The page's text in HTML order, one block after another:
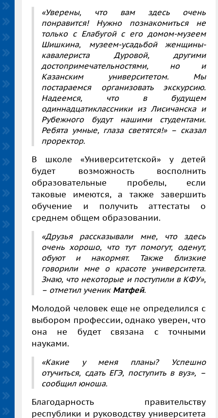
«Уверены, что вам здесь очень
понравится! Нужно познакомиться не
только с Елабугой с его домом-музеем
Шишкина, музеем-усадьбой женщины-
кавалериста Дуровой, другими
достопримечательностями, но и
Казанским университетом. Мы
постараемся организовать экскурсию.
Надеемся, что в будущем
одиннадцатиклассники из Лисичанска и
Рубежного будут нашими студентами.
Ребята умные, глаза светятся!» – сказал
проректор.
В школе «Университетской» у детей
будет возможность восполнить
образовательные пробелы, если
таковые имеются, а также завершить
обучение и получить аттестаты о
среднем общем образовании.
«Друзья рассказывали мне, что здесь
очень хорошо, что тут помогут, оденут,
обуют и накормят. Также близкие
говорили мне о красоте университета.
Знаю, что некоторые и поступили в КФУ»,
– отметил ученик Матфей.
Молодой человек еще не определился с
выбором профессии, однако уверен, что
она не будет связана с точными
науками.
«Какие у меня планы? Успешно
отучиться, сдать ЕГЭ, поступить в вуз», –
сообщил юноша.
Благодарность правительству
республики и руководству университета